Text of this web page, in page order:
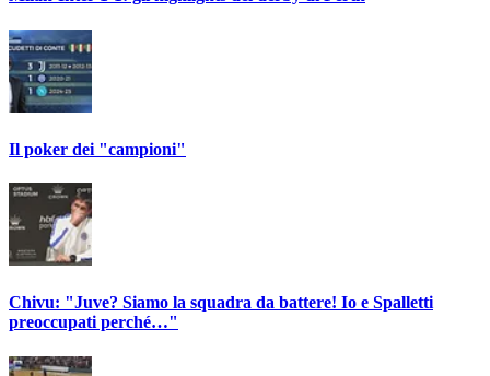
Il poker dei "campioni"
Chivu: "Juve? Siamo la squadra da battere! Io e Spalletti
preoccupati perché…"